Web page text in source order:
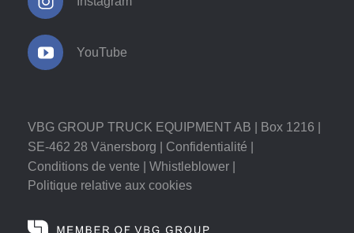
YouTube
VBG GROUP TRUCK EQUIPMENT AB | Box 1216 |
SE-462 28 Vänersborg | Confidentialité
Conditions de vente
Whistleblower
Politique relative aux cookies